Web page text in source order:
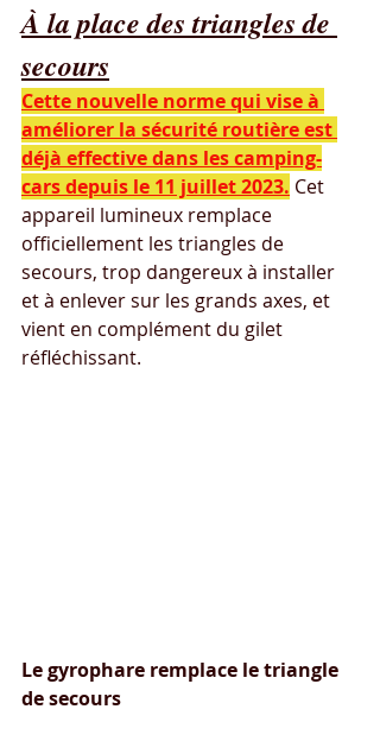
À la place des triangles de
secours
Cette nouvelle norme qui vise à
améliorer la sécurité routière est
déjà effective dans les camping-
cars depuis le 11 juillet 2023. Cet
appareil lumineux remplace
officiellement les triangles de
secours, trop dangereux à installer
et à enlever sur les grands axes, et
vient en complément du gilet
réfléchissant.
Le gyrophare remplace le triangle
de secours